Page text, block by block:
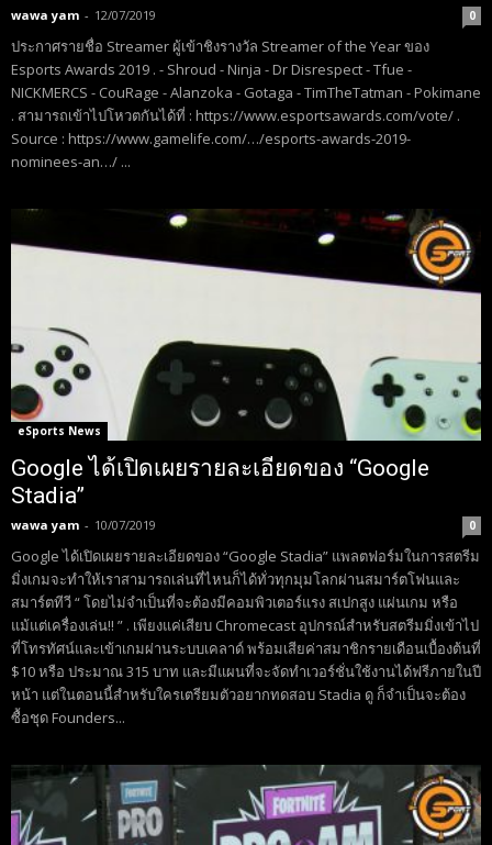
wawa yam - 12/07/2019 0
ประกาศรายชื่อ Streamer ผู้เข้าชิงรางวัล Streamer of the Year ของ
Esports Awards 2019 . - Shroud - Ninja - Dr Disrespect - Tfue -
NICKMERCS - CouRage - Alanzoka - Gotaga - TimTheTatman - Pokimane
. สามารถเข้าไปโหวตกันได้ที่ : https://www.esportsawards.com/vote/ .
Source : https://www.gamelife.com/…/esports-awards-2019-
nominees-an…/ ...
eSports News
Google ได้เปิดเผยรายละเอียดของ “Google
Stadia”
wawa yam - 10/07/2019 0
Google ได้เปิดเผยรายละเอียดของ “Google Stadia” แพลตฟอร์มในการสตรีม
มิ่งเกมจะทำให้เราสามารถเล่นที่ไหนก็ได้ทั่วทุกมุมโลกผ่านสมาร์ตโฟนและ
สมาร์ตทีวี “ โดยไม่จำเป็นที่จะต้องมีคอมพิวเตอร์แรง สเปกสูง แผ่นเกม หรือ
แม้แต่เครื่องเล่น!! ” . เพียงแค่เสียบ Chromecast อุปกรณ์สำหรับสตรีมมิ่งเข้าไป
ที่โทรทัศน์และเข้าเกมผ่านระบบเคลาด์ พร้อมเสียค่าสมาชิกรายเดือนเบื้องต้นที่
$10 หรือ ประมาณ 315 บาท และมีแผนที่จะจัดทำเวอร์ชั่นใช้งานได้ฟรีภายในปี
หน้า แต่ในตอนนี้สำหรับใครเตรียมตัวอยากทดสอบ Stadia ดู ก็จำเป็นจะต้อง
ซื้อชุด Founders...